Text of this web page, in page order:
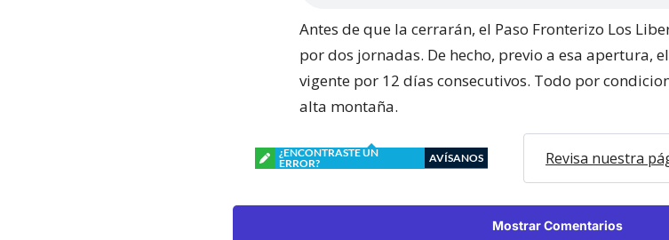
Antes de que la cerrarán, el Paso Fronterizo Los
por dos jornadas. De hecho, previo a esa apertura,
vigente por 12 días consecutivos. Todo por
alta montaña.
¿ENCONTRASTE UN
ERROR?
AVÍSANOS Revisa nuestra
Mostrar Comentarios